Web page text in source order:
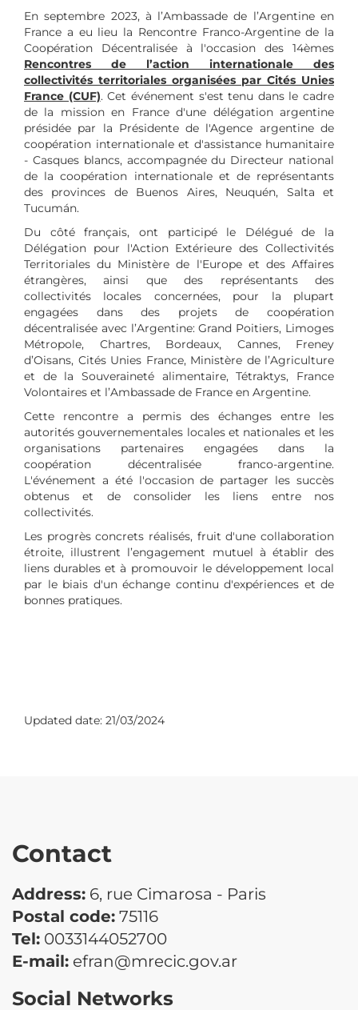
En septembre 2023, à l’Ambassade de l’Argentine en
France a eu lieu la Rencontre Franco-Argentine de la
Coopération Décentralisée à l'occasion des 14èmes
Rencontres de l’action internationale des
collectivités territoriales organisées par Cités Unies
France (CUF). Cet événement s'est tenu dans le cadre
de la mission en France d'une délégation argentine
présidée par la Présidente de l'Agence argentine de
coopération internationale et d'assistance humanitaire
- Casques blancs, accompagnée du Directeur national
de la coopération internationale et de représentants
des provinces de Buenos Aires, Neuquén, Salta et
Tucumán.
Du côté français, ont participé le Délégué de la
Délégation pour l'Action Extérieure des Collectivités
Territoriales du Ministère de l'Europe et des Affaires
étrangères, ainsi que des représentants des
collectivités locales concernées, pour la plupart
engagées dans des projets de coopération
décentralisée avec l’Argentine: Grand Poitiers, Limoges
Métropole, Chartres, Bordeaux, Cannes, Freney
d’Oisans, Cités Unies France, Ministère de l’Agriculture
et de la Souveraineté alimentaire, Tétraktys, France
Volontaires et l’Ambassade de France en Argentine.
Cette rencontre a permis des échanges entre les
autorités gouvernementales locales et nationales et les
organisations partenaires engagées dans la
coopération décentralisée franco-argentine.
L'événement a été l'occasion de partager les succès
obtenus et de consolider les liens entre nos
collectivités.
Les progrès concrets réalisés, fruit d'une collaboration
étroite, illustrent l’engagement mutuel à établir des
liens durables et à promouvoir le développement local
par le biais d'un échange continu d'expériences et de
bonnes pratiques.
Updated date: 21/03/2024
Contact
Address: 6, rue Cimarosa - Paris
Postal code: 75116
Tel: 0033144052700
E-mail: efran@mrecic.gov.ar
Social Networks